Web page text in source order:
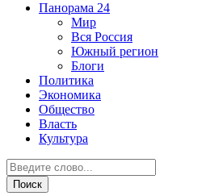
Панорама 24
Мир
Вся Россия
Южный регион
Блоги
Политика
Экономика
Общество
Власть
Культура